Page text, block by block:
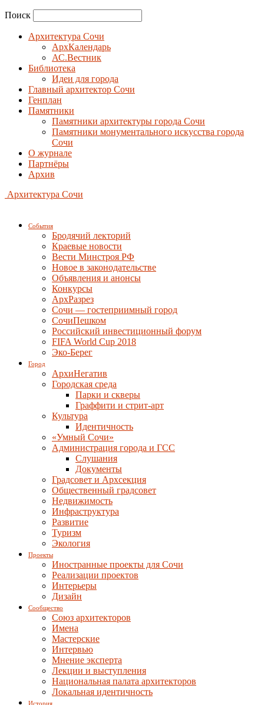
Поиск
Архитектура Сочи
АрхКалендарь
АС.Вестник
Библиотека
Идеи для города
Главный архитектор Сочи
Генплан
Памятники
Памятники архитектуры города Сочи
Памятники монументального искусства города
Сочи
О журнале
Партнёры
Архив
Архитектура Сочи
События
Бродячий лекторий
Краевые новости
Вести Минстроя РФ
Новое в законодательстве
Объявления и анонсы
Конкурсы
АрхРазрез
Сочи — гостеприимный город
СочиПешком
Российский инвестиционный форум
FIFA World Cup 2018
Эко-Берег
Город
АрхиНегатив
Городская среда
Парки и скверы
Граффити и стрит-арт
Культура
Идентичность
«Умный Сочи»
Администрация города и ГСС
Слушания
Документы
Градсовет и Архсекция
Общественный градсовет
Недвижимость
Инфраструктура
Развитие
Туризм
Экология
Проекты
Иностранные проекты для Сочи
Реализации проектов
Интерьеры
Дизайн
Сообщество
Союз архитекторов
Имена
Мастерские
Интервью
Мнение эксперта
Лекции и выступления
Национальная палата архитекторов
Локальная идентичность
История